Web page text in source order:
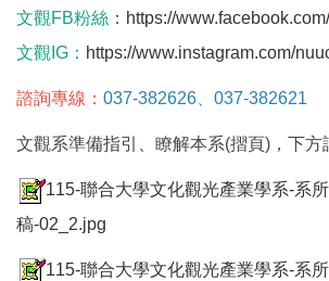
文觀FB粉絲 ： https://
文觀IG： https://www.instagram.com/
諮詢專線： 037-382626、037-382621
文觀系準備指引、瞭解本系(摺頁)，下方
115-聯合大學文化觀光產業學系-系
稿-02_2.jpg
115-聯合大學文化觀光產業學系-系